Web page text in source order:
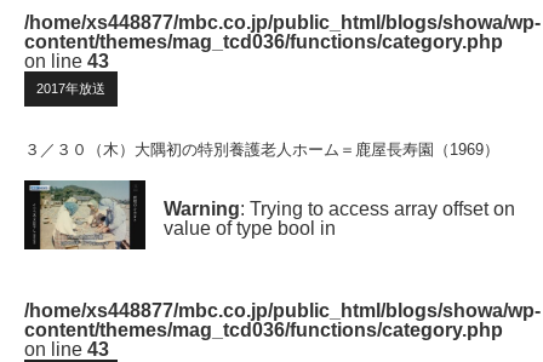
/home/xs448877/mbc.co.jp/public_html/blogs/showa/wp-
content/themes/mag_tcd036/functions/category.php
on line 43
2017年放送
３／３０（木）大隅初の特別養護老人ホーム＝鹿屋長寿園（1969）
Warning: Trying to access array offset on
value of type bool in
/home/xs448877/mbc.co.jp/public_html/blogs/showa/wp-
content/themes/mag_tcd036/functions/category.php
on line 43